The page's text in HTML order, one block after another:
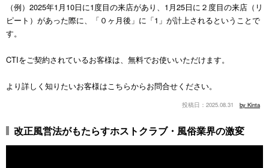
（例）2025年1月10日に1度目の来店があり、1月25日に２度目の来店（リ
ピート）があった際に、「０ヶ月後」に「1」が計上されるということで
す。
CTIをご契約されているお客様は、無料でお使いいただけます。
より詳しく知りたいお客様は こちらからお問合せください。
2025.08.31 by Kinta
改正風営法がもたらすホストクラブ・風俗業界の激変